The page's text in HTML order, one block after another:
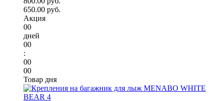
650.00 руб.
Акция
00
дней
00
:
00
00
Товар дня